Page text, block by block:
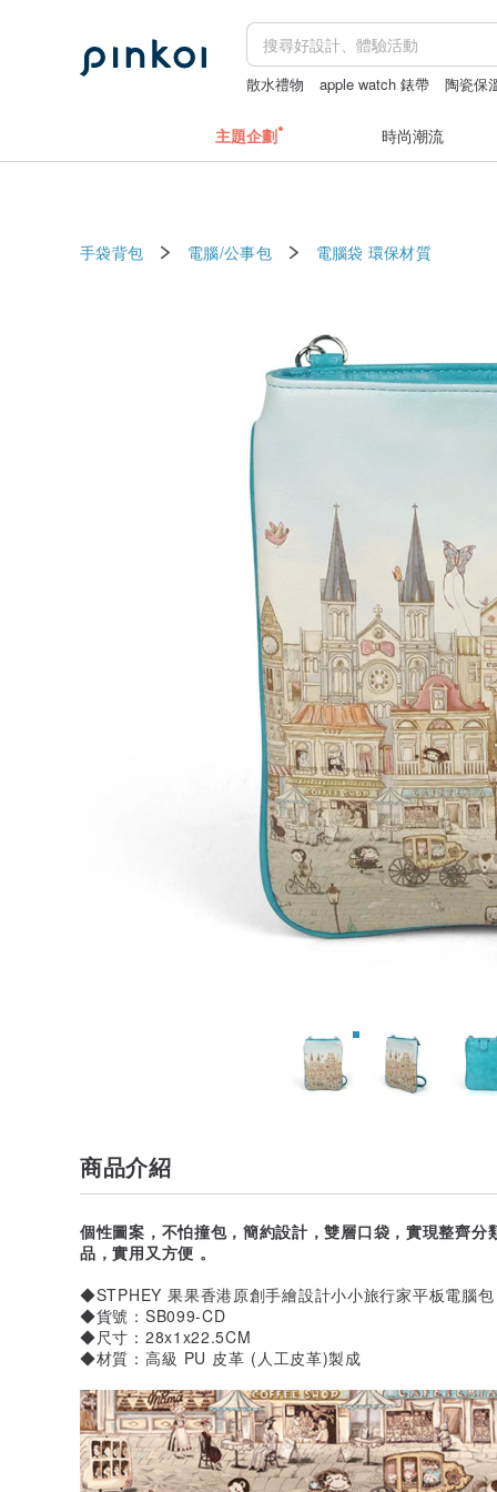
散水禮物 apple watch 錶帶
陶瓷保
主題企劃 時尚潮流
手袋背包 電腦/公事包 電腦袋 環保材質
商品介紹
個性圖案，不怕撞包，簡約設計，雙層口袋，實現整齊
品，實用又方便 。
◆STPHEY 果果香港原創手繪設計小小旅行家平板電腦
◆貨號：SB099-CD
◆尺寸：28x1x22.5CM
◆材質：高級 PU 皮革 (人工皮革)製成